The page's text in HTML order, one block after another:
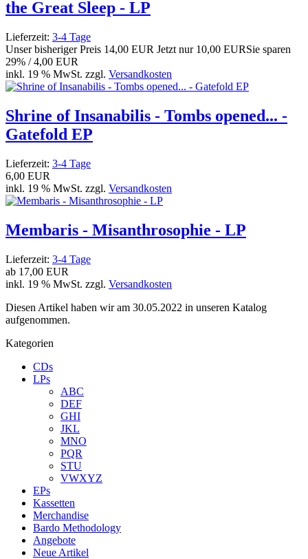
the Great Sleep - LP
Lieferzeit: 3-4 Tage
Unser bisheriger Preis 14,00 EUR Jetzt nur 10,00 EURSie sparen
29% / 4,00 EUR
inkl. 19 % MwSt. zzgl. Versandkosten
Shrine of Insanabilis - Tombs opened... -
Gatefold EP
Lieferzeit: 3-4 Tage
6,00 EUR
inkl. 19 % MwSt. zzgl. Versandkosten
Membaris - Misanthrosophie - LP
Lieferzeit: 3-4 Tage
ab 17,00 EUR
inkl. 19 % MwSt. zzgl. Versandkosten
Diesen Artikel haben wir am 30.05.2022 in unseren Katalog
aufgenommen.
Kategorien
CDs
LPs
ABC
DEF
GHI
JKL
MNO
PQR
STU
VWXYZ
EPs
Kassetten
Merchandise
Bardo Methodology
Angebote
Neue Artikel